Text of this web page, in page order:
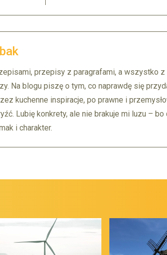
przepisy z paragrafami, a wszystko
Na blogu piszę o tym, co naprawdę się
kuchenne inspiracje, po prawne i
Lubię konkrety, ale nie brakuje mi luzu – bo
i charakter.